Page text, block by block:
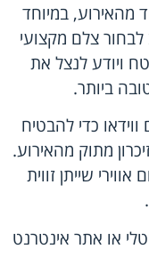
מהאירוע, במיוחד
צלם מקצועי
ויודע לנצל את
ביותר.
כדי להבטיח
מתוק מהאירוע.
שייתן זווית
או אתר אינטרנט